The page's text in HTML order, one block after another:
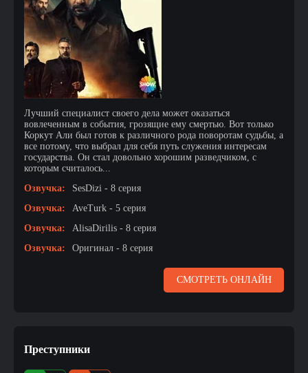
Лучший специалист своего дела может оказаться
вовлеченным в события, грозящие ему смертью. Вот только
Коркут Али был готов к различного рода поворотам судьбы, а
все потому, что выбрал для себя путь служения интересам
государства. Он стал довольно хорошим разведчиком, с
которым считалось...
Озвучка:
SesDizi - 8 серия
Озвучка:
AveTurk - 5 серия
Озвучка:
AlisaDirilis - 8 серия
Озвучка:
Оригинал - 8 серия
СМОТРЕТЬ ОНЛАЙН
Преступники